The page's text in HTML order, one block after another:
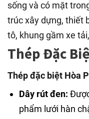
sống và có mặt
trúc xây dựng, thiết
tô, khung gầm xe
Thép Đặc
Thép đặc biệt Hòa
Dây rút đen:
phẩm lưới hàn